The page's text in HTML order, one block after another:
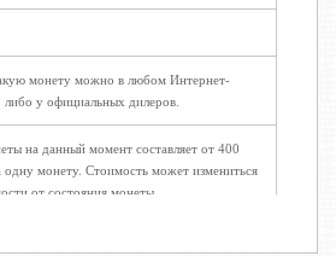
монету можно в любом Интернет-
либо у официальных дилеров.
на данный момент составляет от 400
одну монету. Стоимость может измениться
от состояния монеты.